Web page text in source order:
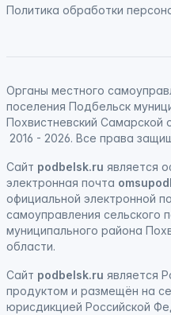
Политика обработки
Органы местного
поселения Подбельск
Похвистневский Самарской
2016 - 2026. Все права
Сайт podbelsk.ru является
электронная почта
официальной электронной
самоуправления сельского
муниципального района
области.
Сайт podbelsk.ru является
продуктом и размещён на
юрисдикцией Российской